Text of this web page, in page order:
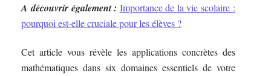
A découvrir également : Importance de la vie scolaire :
pourquoi est-elle cruciale pour les élèves ?
Cet article vous révèle les applications concrètes des
mathématiques dans six domaines essentiels de votre